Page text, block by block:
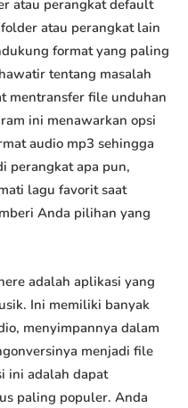
atau perangkat default
atau perangkat lain
format yang paling
tentang masalah
mentransfer file unduhan
ini menawarkan opsi
audio mp3 sehingga
perangkat apa pun,
lagu favorit saat
Anda pilihan yang
adalah aplikasi yang
Ini memiliki banyak
menyimpannya dalam
menjadi file
ini adalah dapat
paling populer. Anda